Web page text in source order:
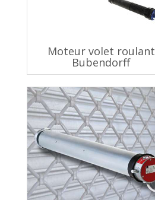
Moteur volet roulant
Bubendorff